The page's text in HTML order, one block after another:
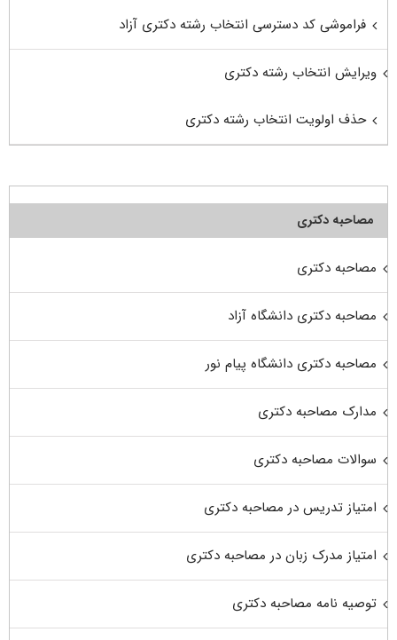
فراموشی کد دسترسی انتخاب رشته دکتری آزاد
ویرایش انتخاب رشته دکتری
حذف اولویت انتخاب رشته دکتری
مصاحبه دکتری
مصاحبه دکتری
مصاحبه دکتری دانشگاه آزاد
مصاحبه دکتری دانشگاه پیام نور
مدارک مصاحبه دکتری
سوالات مصاحبه دکتری
امتیاز تدریس در مصاحبه دکتری
امتیاز مدرک زبان در مصاحبه دکتری
توصیه نامه مصاحبه دکتری